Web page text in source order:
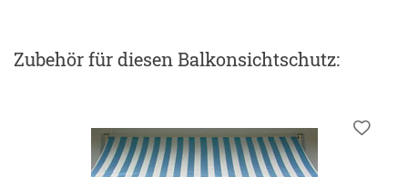
Zubehörfür diesen Balkonsichtschutz: